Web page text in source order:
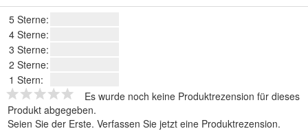
5 Sterne:
4 Sterne:
3 Sterne:
2 Sterne:
1 Stern:
Es wurde noch keine Produktrezension für dieses
Produkt abgegeben.
Seien Sie der Erste. Verfassen Sie jetzt eine Produktrezension.